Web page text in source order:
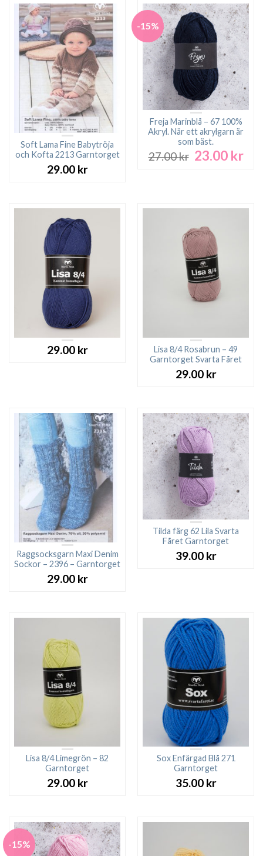
Soft Lama Fine Babytröja
och Kofta 2213 Garntorget
29.00 kr
-15%
Freja Marinblå – 67 100%
Akryl. När ett akrylgarn är
som bäst.
27.00kr Det
23.00 krDet
29.00 kr
Lisa 8/4 Rosabrun – 49
Garntorget Svarta Fåret
29.00 kr
Raggsocksgarn Maxi Denim
Sockor – 2396 – Garntorget
29.00 kr
Tilda färg 62 Lila Svarta
Fåret Garntorget
39.00 kr
Lisa 8/4 Limegrön – 82
Garntorget
29.00 kr
Sox Enfärgad Blå 271
Garntorget
35.00 kr
-15%